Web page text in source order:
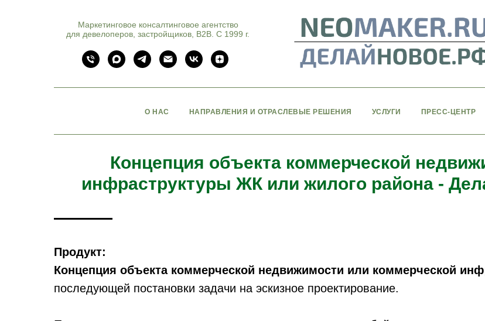
Маркетинговое консалтинговое агентство
для девелоперов, застройщиков, B2B. С 1999 г.
О НАС НАПРАВЛЕНИЯ И ОТРАСЛЕВЫЕ РЕШЕНИЯ УСЛУГИ ПРЕСС-ЦЕНТР
Концепция объекта коммерческой
инфраструктуры ЖК или жилого района -
Продукт:
Концепция объекта коммерческой недвижимости или коммерческой
последующей постановки задачи на эскизное проектирование.